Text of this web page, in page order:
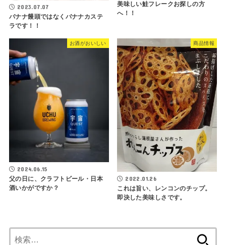
2023.07.07
バナナ饅頭ではなくバナナカステ
ラです！！
美味しい鮭フレークお探しの方
へ！！
お酒がおいしい
2024.06.15
父の日に、クラフトビール・日本
酒いかがですか？
商品情報
2022.01.26
これは旨い、レンコンのチップ。
即決した美味しさです。